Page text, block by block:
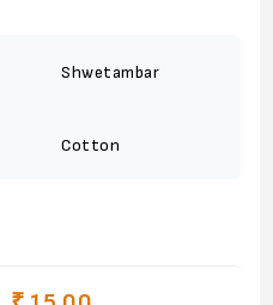
Shwetambar
Cotton